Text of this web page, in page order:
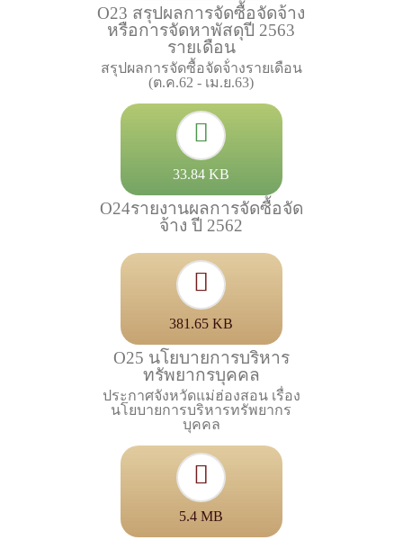
O23 สรุปผลการจัดซื้อจัดจ้าง
หรือการจัดหาพัสดุปี 2563
รายเดือน
สรุปผลการจัดซื้อจัดจ้่างรายเดือน
(ต.ค.62 - เม.ย.63)
33.84 KB
O24รายงานผลการจัดซื้อจัด
จ้าง ปี 2562
381.65 KB
O25 นโยบายการบริหาร
ทรัพยากรบุคคล
ประกาศจังหวัดแม่ฮ่องสอน เรื่อง
นโยบายการบริหารทรัพยากร
บุคคล
5.4 MB